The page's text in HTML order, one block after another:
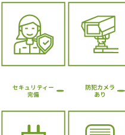
セキュリティー
完備
防犯カメラ
あり